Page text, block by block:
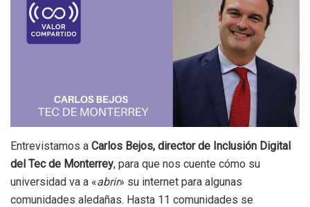
Entrevistamos a Carlos Bejos, director de Inclusión Digital
del Tec de Monterrey, para que nos cuente cómo su
universidad va a «abrir» su internet para algunas
comunidades aledañas. Hasta 11 comunidades se